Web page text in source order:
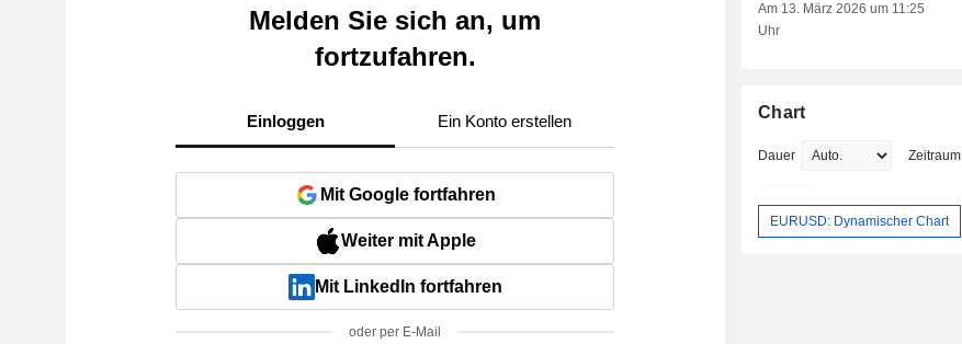
Melden Sie sich an, um
fortzufahren.
Einloggen Ein Konto erstellen
Mit Google fortfahren
Weiter mit Apple
Mit LinkedIn fortfahren
oder per E-Mail
Am 13. März 2026 um 11:25
Uhr
Chart
Dauer Zeitraum
EURUSD: Dynamischer Chart